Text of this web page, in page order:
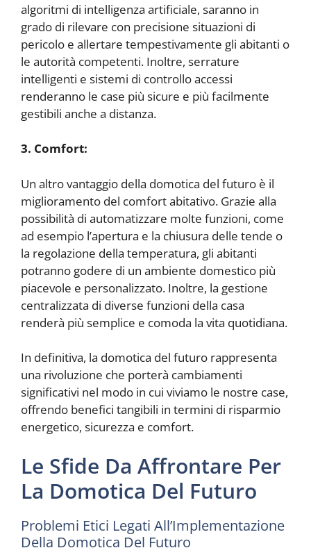
algoritmi di intelligenza artificiale, saranno in
grado di rilevare con precisione situazioni di
pericolo e allertare tempestivamente gli abitanti o
le autorità competenti. Inoltre, serrature
intelligenti e sistemi di controllo accessi
renderanno le case più sicure e più facilmente
gestibili anche a distanza.
3. Comfort:
Un altro vantaggio della domotica del futuro è il
miglioramento del comfort abitativo. Grazie alla
possibilità di automatizzare molte funzioni, come
ad esempio l’apertura e la chiusura delle tende o
la regolazione della temperatura, gli abitanti
potranno godere di un ambiente domestico più
piacevole e personalizzato. Inoltre, la gestione
centralizzata di diverse funzioni della casa
renderà più semplice e comoda la vita quotidiana.
In definitiva, la domotica del futuro rappresenta
una rivoluzione che porterà cambiamenti
significativi nel modo in cui viviamo le nostre case,
offrendo benefici tangibili in termini di risparmio
energetico, sicurezza e comfort.
Le Sfide Da Affrontare Per
La Domotica Del Futuro
Problemi Etici Legati All’Implementazione
Della Domotica Del Futuro